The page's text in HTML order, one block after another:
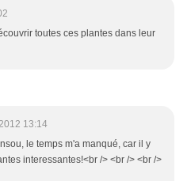
toutes ces plantes dans leur
13:14
le temps m'a manqué, car il y
interessantes!<br /> <br /> <br />